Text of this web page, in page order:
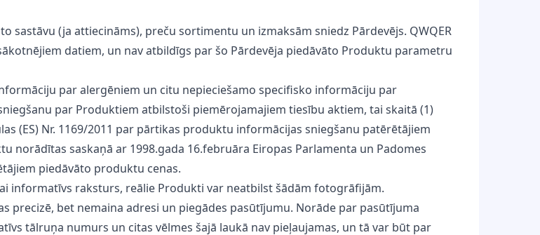
(ja attiecināms), preču sortimentu un izmaksām sniedz Pārdevējs. QWQER
datiem, un nav atbildīgs par šo Pārdevēja piedāvāto Produktu parametru
par alergēniem un citu nepieciešamo specifisko informāciju par
par Produktiem atbilstoši piemērojamajiem tiesību aktiem, tai skaitā (1)
(ES) Nr. 1169/2011 par pārtikas produktu informācijas sniegšanu patērētājiem
norādītas saskaņā ar 1998.gada 16.februāra Eiropas Parlamenta un Padomes
piedāvāto produktu cenas.
informatīvs raksturs, reālie Produkti var neatbilst šādām fotogrāfijām.
precizē, bet nemaina adresi un piegādes pasūtījumu. Norāde par pasūtījuma
tālruņa numurs un citas vēlmes šajā laukā nav pieļaujamas, un tā var būt par